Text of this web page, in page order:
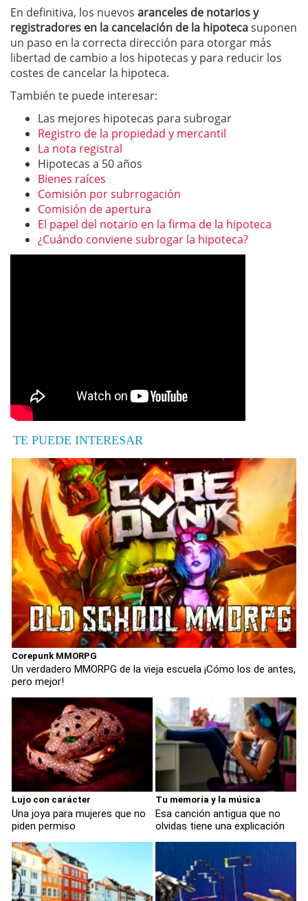
En definitiva, los nuevos aranceles de notarios y
registradores en la cancelación de la hipotecasuponen
un paso en la correcta dirección para otorgar más
libertad de cambio a los hipotecas y para reducir los
costes de cancelar la hipoteca.
También te puede interesar:
Las mejores hipotecas para subrogar
Registro de la propiedad y mercantil
La nota registral
Hipotecas a 50 años
Bienes raíces
Comisión por subrrogación
Comisión de apertura
El papel del notario en la firma de la hipoteca
¿Cuándo conviene subrogar la hipoteca?
TE PUEDE INTERESAR
Corepunk MMORPG
Un verdadero MMORPG de la vieja escuela ¡Cómo los de antes,
pero mejor!
Lujo con carácter
Una joya para mujeres que no
piden permiso
Tu memoria y la música
Esa canción antigua que no
olvidas tiene una explicación